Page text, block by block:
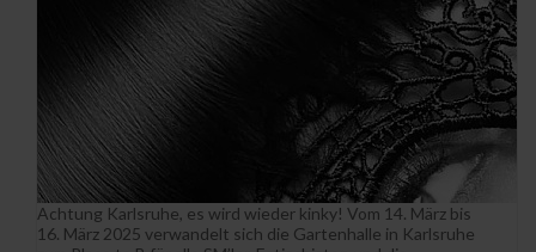
Achtung Karlsruhe, es wird wieder kinky! Vom 14. März bis
16. März 2025 verwandelt sich die Gartenhalle in Karlsruhe